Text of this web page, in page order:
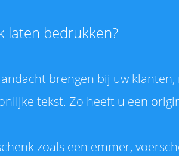
laten bedrukken?
brengen bij uw
tekst. Zo heeft u een
zoals een emmer,